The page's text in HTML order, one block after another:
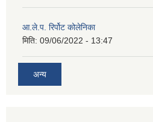
आ.ले.प. रिर्पोट कोलेनिका
मिति: 09/06/2022 - 13:47
अन्य